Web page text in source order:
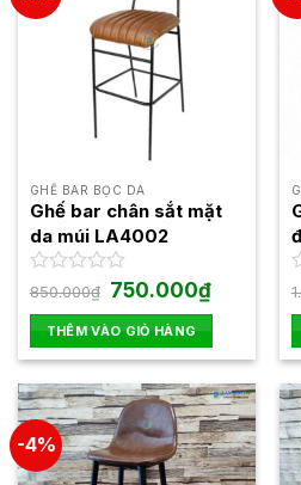
GHẾ BAR BỌC DA
Ghế bar chân sắt mặt
da múi LA4002
Được
hạng
0
5
sao
850.000₫ Giá
gốc
là:
850.000₫.
750.000₫Giá
hiện
tại
là:
750.000₫.
THÊM VÀO GIỎ HÀNG
0
5
-4%